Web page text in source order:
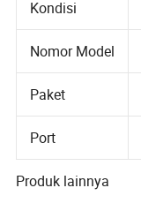
Kondisi
Nomor Model
Paket
Port
Produk lainnya